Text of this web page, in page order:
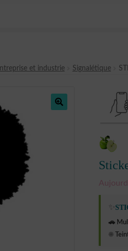
et industrie Signalétique
🚗
☀️